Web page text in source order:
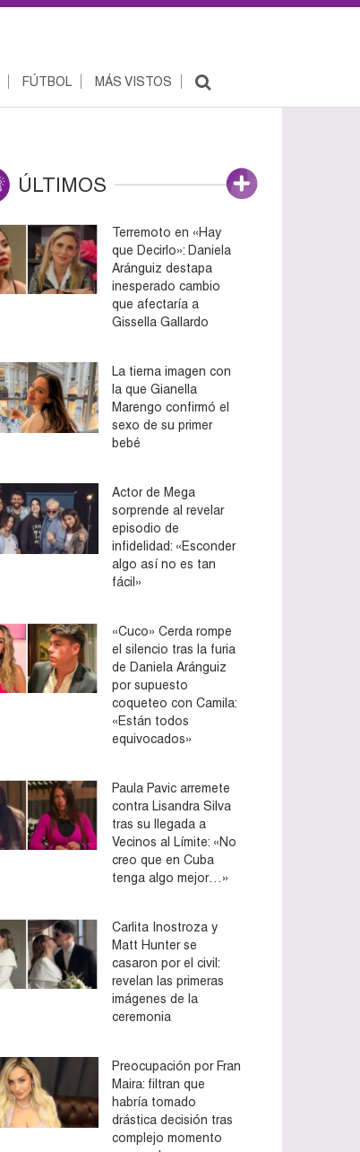
FÚTBOL MÁS VISTOS
ÚLTIMOS
Terremoto en «Hay
que Decirlo»: Daniela
Aránguiz destapa
inesperado cambio
que afectaría a
Gissella Gallardo
La tierna imagen con
la que Gianella
Marengo confirmó el
sexo de su primer
bebé
Actor de Mega
sorprende al revelar
episodio de
infidelidad: «Esconder
algo así no es tan
fácil»
«Cuco» Cerda rompe
el silencio tras la furia
de Daniela Aránguiz
por supuesto
coqueteo con Camila:
«Están todos
equivocados»
Paula Pavic arremete
contra Lisandra Silva
tras su llegada a
Vecinos al Límite: «No
creo que en Cuba
tenga algo mejor…»
Carlita Inostroza y
Matt Hunter se
casaron por el civil:
revelan las primeras
imágenes de la
ceremonia
Preocupación por Fran
Maira: filtran que
habría tomado
drástica decisión tras
complejo momento